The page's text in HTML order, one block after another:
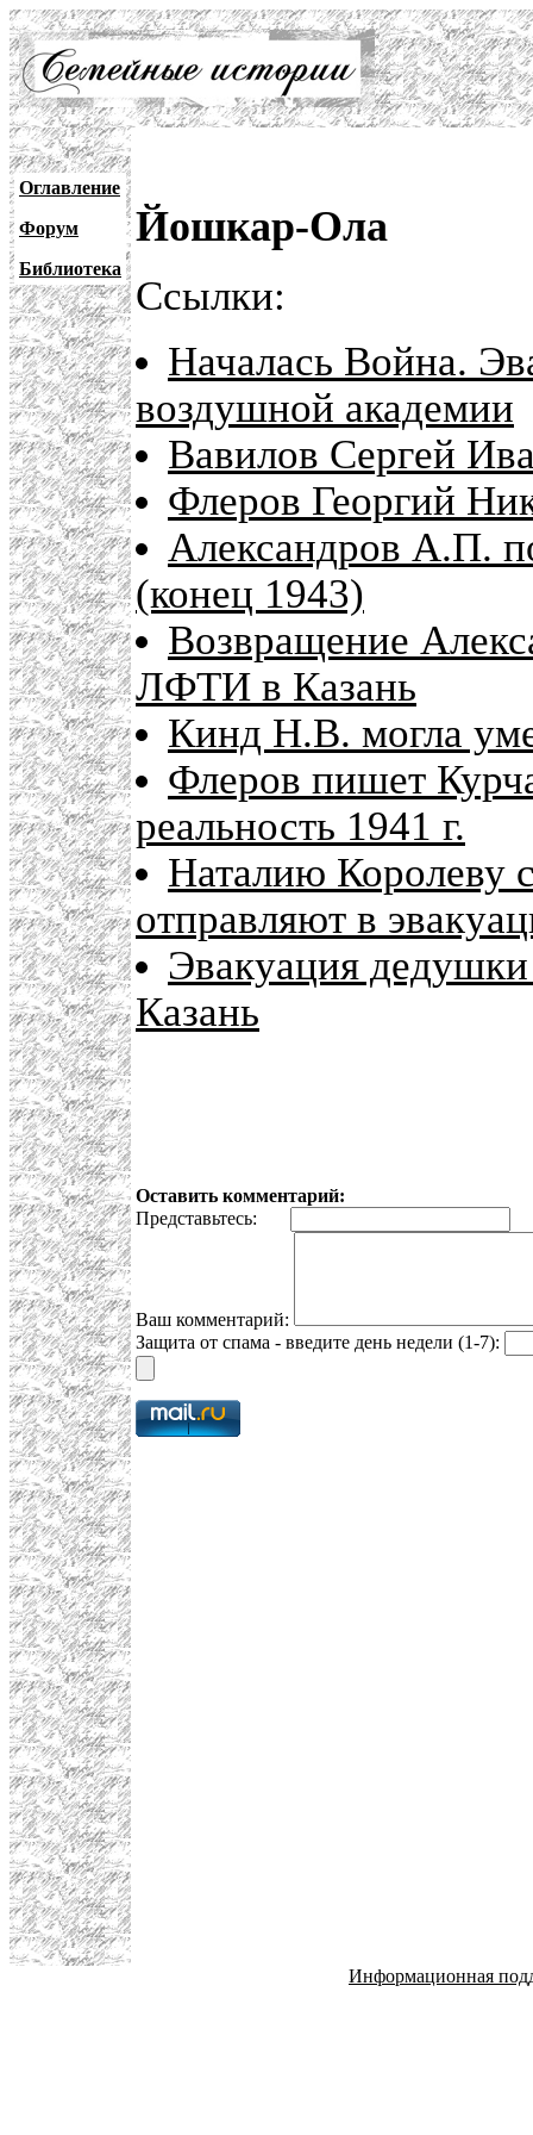
Оглавление
Форум
Библиотека
Йошкар-Ола
Ссылки:
Началась Война.
воздушной академии
Вавилов Сергей
Флеров Георгий
Александров А.П.
(конец 1943)
Возвращение
ЛФТИ в Казань
Кинд Н.В. могла
Флеров пишет
реальность 1941 г.
Наталию Королеву
отправляют в
Эвакуация
Казань
Оставить комментарий:
Представьтесь:
Ваш комментарий:
Защита от спама - введите день недели (1-7):
Информационная